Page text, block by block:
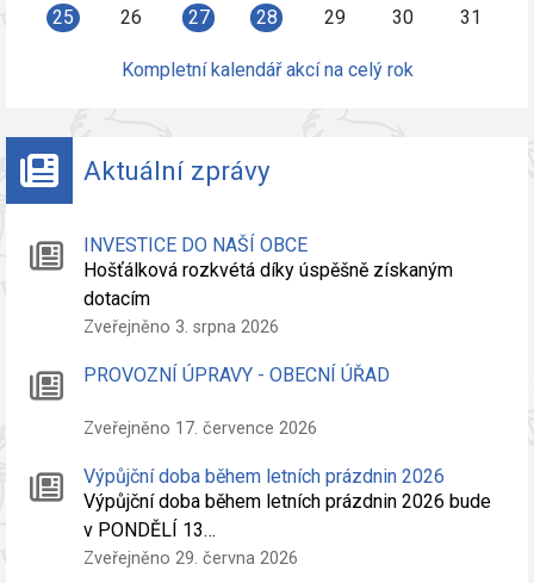
25
26 27 28 29 30 31
Kompletní kalendář akcí na celý rok
Aktuální zprávy
INVESTICE DO NAŠÍ OBCE
Hošťálková rozkvétá díky úspěšně získaným
dotacím
Zveřejněno 3. srpna 2026
PROVOZNÍ ÚPRAVY - OBECNÍ ÚŘAD
Zveřejněno 17. července 2026
Výpůjční doba během letních prázdnin 2026
Výpůjční doba během letních prázdnin 2026 bude
v PONDĚLÍ 13…
Zveřejněno 29. června 2026